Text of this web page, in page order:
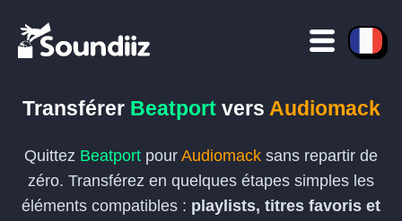
Transférer Beatportvers Audiomack
Quittez Beatport pour Audiomack sans repartir de
zéro. Transférez en quelques étapes simples les
éléments compatibles : playlists, titres favoris et